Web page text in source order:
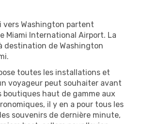
vers Washington partent
Miami International Airport. La
destination de Washington
toutes les installations et
voyageur peut souhaiter avant
boutiques haut de gamme aux
il y en a pour tous les
souvenirs de dernière minute,